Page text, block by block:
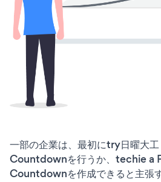
一部の企業は、最初にtry日曜大
Countdownを行うか、techie a
Countdownを作成できると主張